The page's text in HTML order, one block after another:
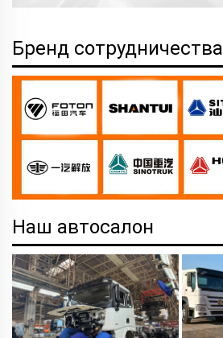
Бренд сотрудничества
Наш автосалон